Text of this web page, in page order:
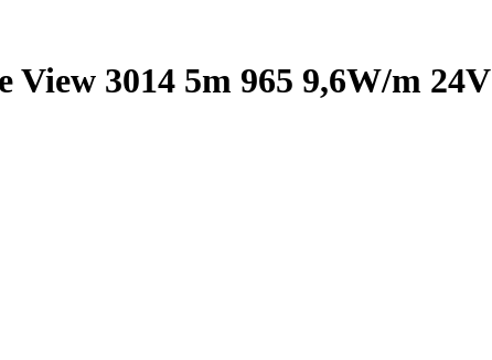
View 3014 5m 965 9,6W/m 24V